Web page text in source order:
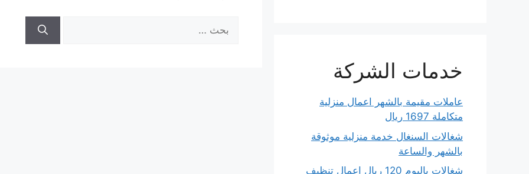
عن:
خدمات الشركة
عاملات مقيمة بالشهر اعمال منزلية
متكاملة 1697 ريال
شغالات السنغال خدمة منزلية موثوقة
بالشهر والساعة
شغالات باليوم 120 ريال اعمال تنظيف